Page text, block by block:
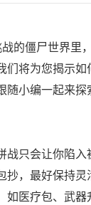
的僵尸世界里
将为您揭示如
小编一起来探
只会让你陷入
，最好保持灵
医疗包、武